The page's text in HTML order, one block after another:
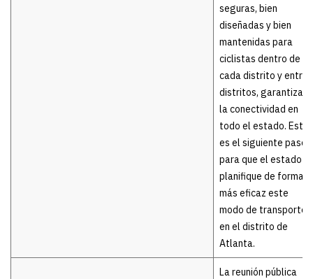
seguras, bien
diseñadas y bien
mantenidas para
ciclistas dentro de
cada distrito y entre
distritos, garantizar
la conectividad en
todo el estado. Este
es el siguiente paso
para que el estado
planifique de forma
más eficaz este
modo de transporte
en el distrito de
Atlanta.
La reunión pública